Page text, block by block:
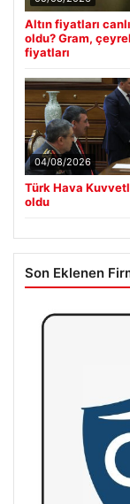
Altın fiyatları
oldu? Gram,
fiyatları
04/08/2026
Türk Hava
oldu
Son Eklenen